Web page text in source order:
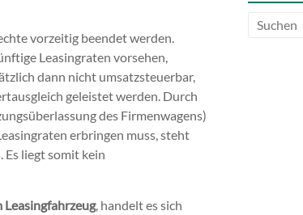
vorzeitig beendet werden.
Leasingraten vorsehen,
dann nicht umsatzsteuerbar,
geleistet werden. Durch
des Firmenwagens)
erbringen muss, steht
Es liegt somit kein
Leasingfahrzeug, handelt es sich